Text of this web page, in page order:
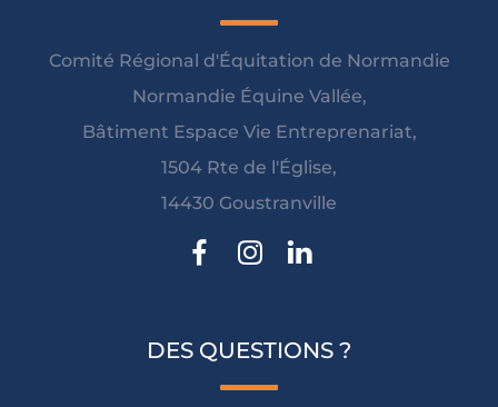
Comité Régional d'Équitation de Normandie
Normandie Équine Vallée,
Bâtiment Espace Vie Entreprenariat,
1504 Rte de l'Église,
14430 Goustranville
DES QUESTIONS ?